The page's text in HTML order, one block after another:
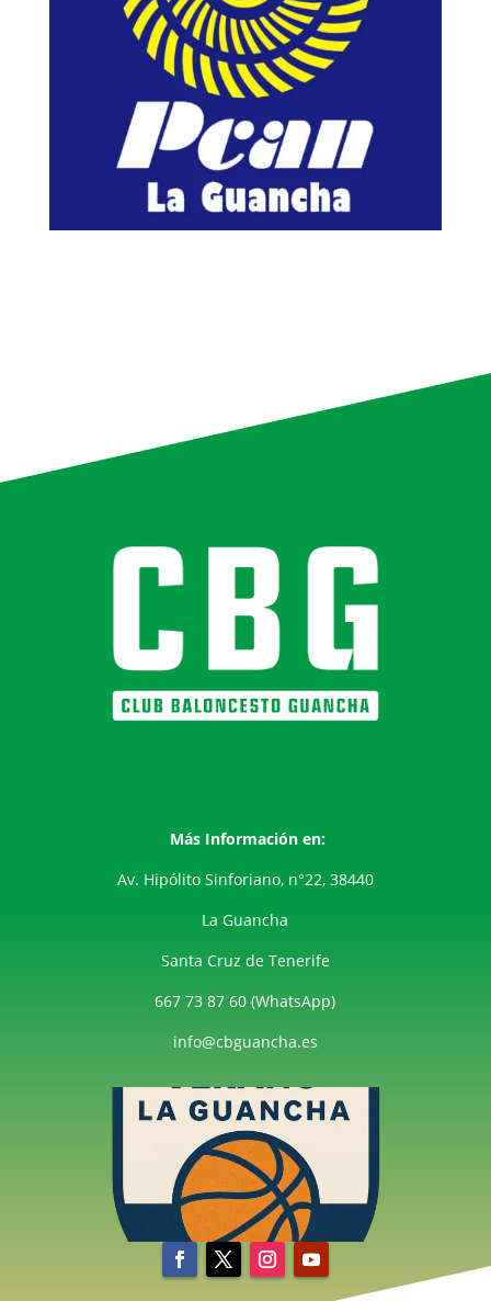
Más Información en:
Av. Hipólito Sinforiano, n°22, 38440
La Guancha
Santa Cruz de Tenerife
667 73 87 60 (WhatsApp)
info@cbguancha.es